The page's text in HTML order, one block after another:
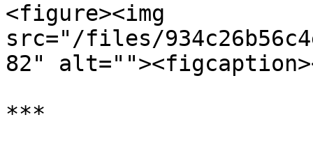
<figure><img
src="/files/
82"
***